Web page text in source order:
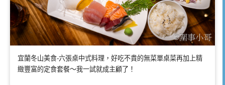
宜蘭冬山美食-六張桌中式料理，好吃不貴的無菜單桌菜再加上精
緻豐富的定食套餐～我一試就成主顧了！